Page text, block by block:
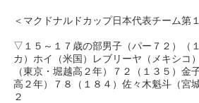
＜マクドナルドカップ日本代表チーム第
▽１５～１７歳の部男子（パー７２）（
カ）ホイ（米国）レブリーヤ（メキシコ
（東京・堀越高２年）７２（１３５）金
高２年）７８（１８４）佐々木魁斗（宮
２